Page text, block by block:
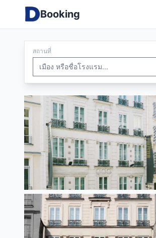
Booking
สถานที่